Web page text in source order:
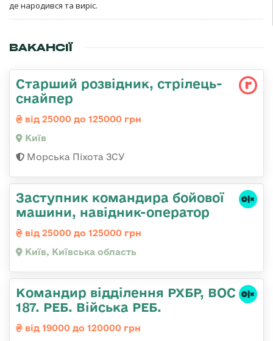
де народився та виріс.
ВАКАНСІЇ
Стаpший pозвідник, стрілець-
снайпеp
від 25000 до 125000 грн
Київ
Морська Піхота ЗСУ
Заступник командиpа бойової
машини, навідник-оператор
від 25000 до 125000 грн
Київ, Київська область
Командир відділення РХБР, ВОС
187. РЕБ. Війська РЕБ.
від 19000 до 120000 грн